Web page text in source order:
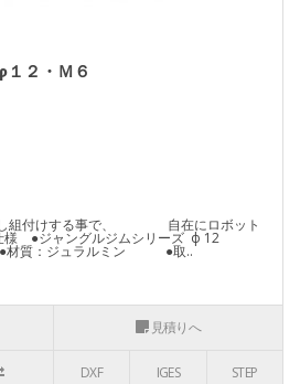
２・Ｍ６
し組付けする事で、 自在にロボット
仕様 ●ジャングルジムシリーズ ф 12
質：ジュラルミン ●取..
見積りへ
DXF IGES STEP